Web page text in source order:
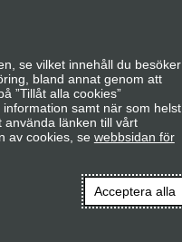
se vilket innehåll du besöker
bland annat genom att
”Tillåt alla cookies”
samt när som helst
använda länken till vårt
av cookies, se webbsidan för
Acceptera alla